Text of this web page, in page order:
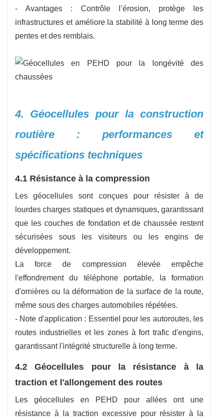
- Avantages : Contrôle l’érosion, protège les
infrastructures et améliore la stabilité à long terme des
pentes et des remblais.
4. Géocellules pour la construction
routière : performances et
spécifications techniques
4.1 Résistance à la compression
Les géocellules sont conçues pour résister à de
lourdes charges statiques et dynamiques, garantissant
que les couches de fondation et de chaussée restent
sécurisées sous les visiteurs ou les engins de
développement.
La force de compression élevée empêche
l'effondrement du téléphone portable, la formation
d'ornières ou la déformation de la surface de la route,
même sous des charges automobiles répétées.
- Note d'application : Essentiel pour les autoroutes, les
routes industrielles et les zones à fort trafic d'engins,
garantissant l'intégrité structurelle à long terme.
4.2 Géocellules pour la résistance à la
traction et l'allongement des routes
Les géocellules en PEHD pour allées ont une
résistance à la traction excessive pour résister à la